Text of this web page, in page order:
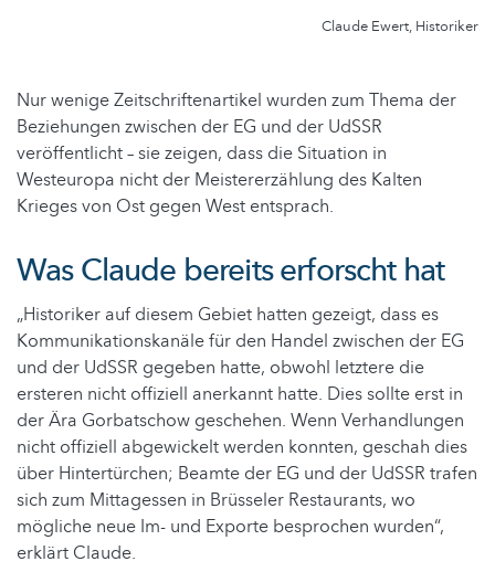
Claude Ewert, Historiker
Nur wenige Zeitschriftenartikel wurden zum Thema der
Beziehungen zwischen der EG und der UdSSR
veröffentlicht – sie zeigen, dass die Situation in
Westeuropa nicht der Meistererzählung des Kalten
Krieges von Ost gegen West entsprach.
Was Claude bereits erforscht hat
„Historiker auf diesem Gebiet hatten gezeigt, dass es
Kommunikationskanäle für den Handel zwischen der EG
und der UdSSR gegeben hatte, obwohl letztere die
ersteren nicht offiziell anerkannt hatte. Dies sollte erst in
der Ära Gorbatschow geschehen. Wenn Verhandlungen
nicht offiziell abgewickelt werden konnten, geschah dies
über Hintertürchen; Beamte der EG und der UdSSR trafen
sich zum Mittagessen in Brüsseler Restaurants, wo
mögliche neue Im- und Exporte besprochen wurden“,
erklärt Claude.